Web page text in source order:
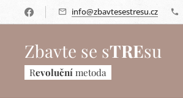
info@zbavtesestresu.cz
Zbavte se sTREsu
Revolučnímetoda